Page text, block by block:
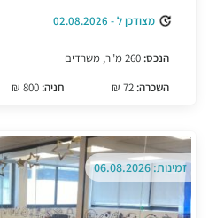
מצודכן ל - 02.08.2026
הנכס:
השכרה:
חניה:
זמינות: 06.08.2026